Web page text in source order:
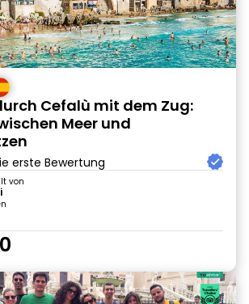
Cefalù mit dem Zug:
Meer und
erste Bewertung
von